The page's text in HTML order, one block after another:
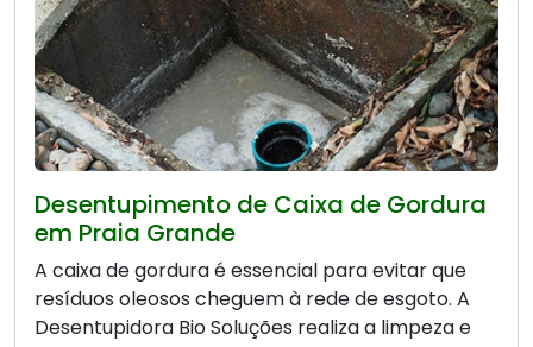
Desentupimento de Caixa de Gordura
em Praia Grande
A caixa de gordura é essencial para evitar que
resíduos oleosos cheguem à rede de esgoto. A
Desentupidora Bio Soluções realiza a limpeza e